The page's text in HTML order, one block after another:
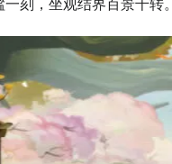
刻，坐观结界百景千转。